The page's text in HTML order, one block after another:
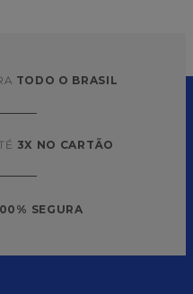
TODO O BRASIL
3X NO CARTÃO
SEGURA